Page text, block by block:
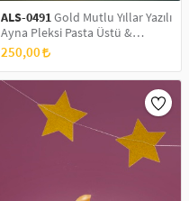
ALS-0491Gold Mutlu Yıllar Yazılı
Ayna Pleksi Pasta Üstü &
Doğum Günü Partisi & Pleksi
Pasta Süsü
250,00